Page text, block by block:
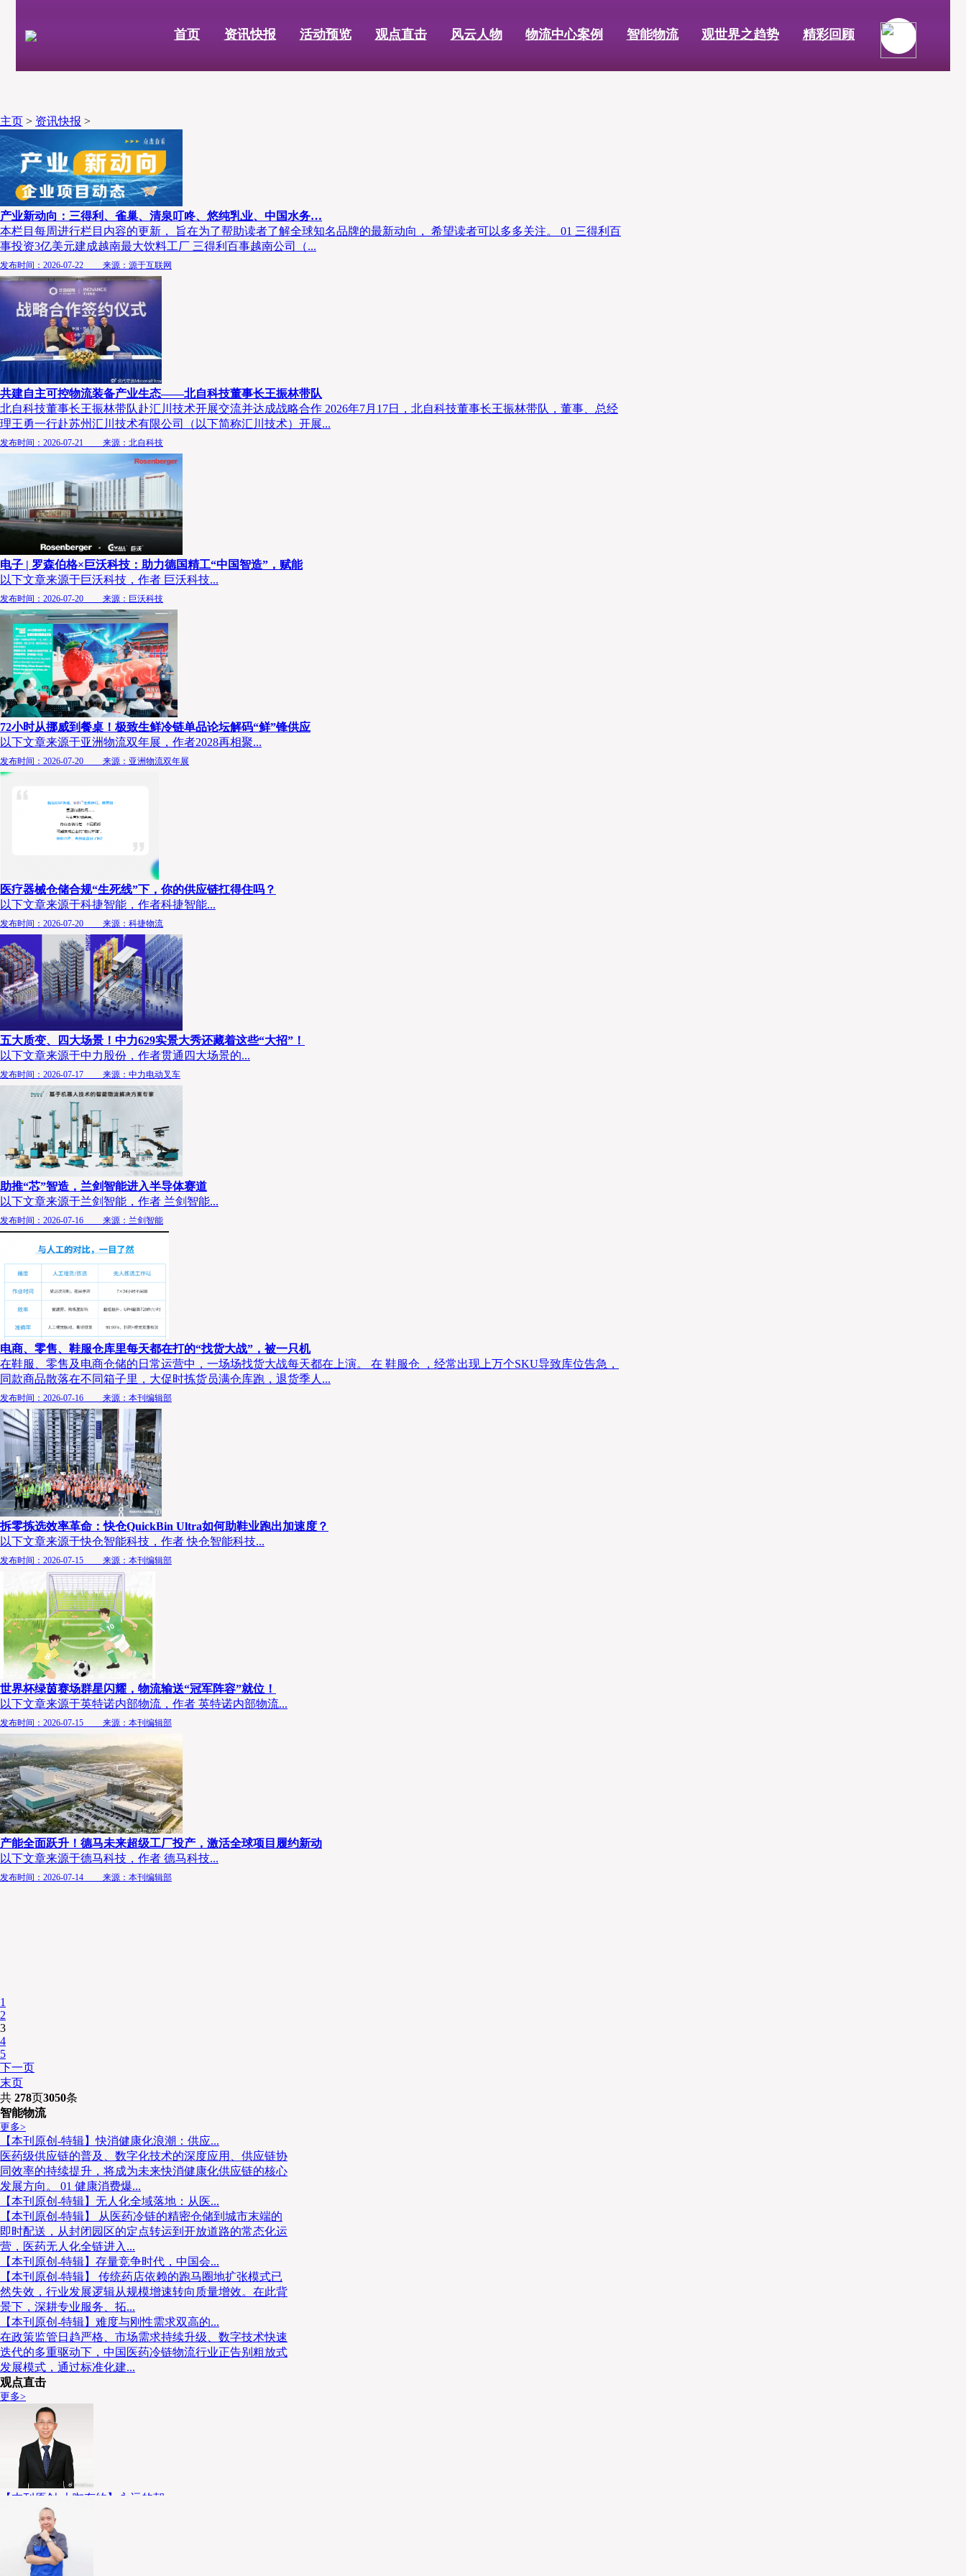
首页 资讯快报 活动预览 观点直击 风云人物 物流中心案例 智能物流 观世界之趋势 精彩回顾
主页 > 资讯快报 >
产业新动向：三得利、雀巢、清泉叮咚、悠纯乳业、中国水务…
本栏目每周进行栏目内容的更新， 旨在为了帮助读者了解全球知名品牌的最新动向， 希望读者可以多多关注。 01 三得利百
事投资3亿美元建成越南最大饮料工厂 三得利百事越南公司（...
发布时间：2026-07-22 来源：源于互联网
共建自主可控物流装备产业生态——北自科技董事长王振林带队
北自科技董事长王振林带队赴汇川技术开展交流并达成战略合作 2026年7月17日，北自科技董事长王振林带队，董事、总经
理王勇一行赴苏州汇川技术有限公司（以下简称汇川技术）开展...
发布时间：2026-07-21 来源：北自科技
电子 | 罗森伯格×巨沃科技：助力德国精工“中国智造”，赋能
以下文章来源于巨沃科技，作者 巨沃科技...
发布时间：2026-07-20 来源：巨沃科技
72小时从挪威到餐桌！极致生鲜冷链单品论坛解码“鲜”锋供应
以下文章来源于亚洲物流双年展，作者2028再相聚...
发布时间：2026-07-20 来源：亚洲物流双年展
医疗器械仓储合规“生死线”下，你的供应链扛得住吗？
以下文章来源于科捷智能，作者科捷智能...
发布时间：2026-07-20 来源：科捷物流
五大质变、四大场景！中力629实景大秀还藏着这些“大招”！
以下文章来源于中力股份，作者贯通四大场景的...
发布时间：2026-07-17 来源：中力电动叉车
助推“芯”智造，兰剑智能进入半导体赛道
以下文章来源于兰剑智能，作者 兰剑智能...
发布时间：2026-07-16 来源：兰剑智能
电商、零售、鞋服仓库里每天都在打的“找货大战”，被一只机
在鞋服、零售及电商仓储的日常运营中，一场场找货大战每天都在上演。 在 鞋服仓 ，经常出现上万个SKU导致库位告急，
同款商品散落在不同箱子里，大促时拣货员满仓库跑，退货季人...
发布时间：2026-07-16 来源：本刊编辑部
拆零拣选效率革命：快仓QuickBin Ultra如何助鞋业跑出加速度？
以下文章来源于快仓智能科技，作者 快仓智能科技...
发布时间：2026-07-15 来源：本刊编辑部
世界杯绿茵赛场群星闪耀，物流输送“冠军阵容”就位！
以下文章来源于英特诺内部物流，作者 英特诺内部物流...
发布时间：2026-07-15 来源：本刊编辑部
产能全面跃升！德马未来超级工厂投产，激活全球项目履约新动
以下文章来源于德马科技，作者 德马科技...
发布时间：2026-07-14 来源：本刊编辑部
1
2
3
4
5
下一页
末页
共 278页3050条
智能物流
更多>
【本刊原创-特辑】快消健康化浪潮：供应...
医药级供应链的普及、数字化技术的深度应用、供应链协
同效率的持续提升，将成为未来快消健康化供应链的核心
发展方向。 01 健康消费爆...
【本刊原创-特辑】无人化全域落地：从医...
【本刊原创-特辑】 从医药冷链的精密仓储到城市末端的
即时配送，从封闭园区的定点转运到开放道路的常态化运
营，医药无人化全链进入...
【本刊原创-特辑】存量竞争时代，中国会...
【本刊原创-特辑】 传统药店依赖的跑马圈地扩张模式已
然失效，行业发展逻辑从规模增速转向质量增效。在此背
景下，深耕专业服务、拓...
【本刊原创-特辑】难度与刚性需求双高的...
在政策监管日趋严格、市场需求持续升级、数字技术快速
迭代的多重驱动下，中国医药冷链物流行业正告别粗放式
发展模式，通过标准化建...
观点直击
更多>
【本刊原创-大咖有约】永远的朝
个人介绍： 王银学，国药控股股份有限公司物流管理中
心副总经理、国药集团医药物流有限公司副总经理。曾在
国家机械科学研究总院、联想、神州数码...